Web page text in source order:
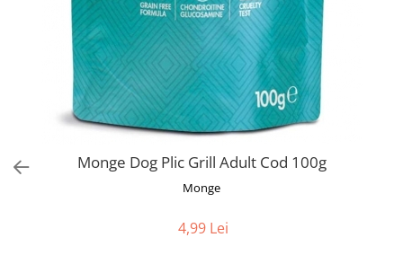
Hrana umeda
Recompense caini
Accesorii
Monge Dog Plic Grill Adult Cod 100g
Monge
4,99 Lei